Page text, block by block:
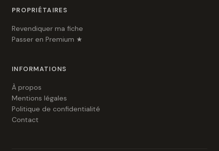
PROPRIÉTAIRES
Revendiquer ma fiche
Passer en Premium ★
INFORMATIONS
À propos
Mentions légales
Politique de confidentialité
Contact